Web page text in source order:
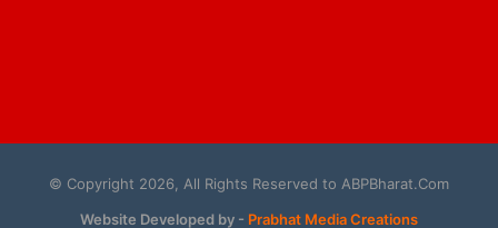
© Copyright 2026, All Rights Reserved to ABPBharat.Com
Website Developed by - Prabhat Media Creations